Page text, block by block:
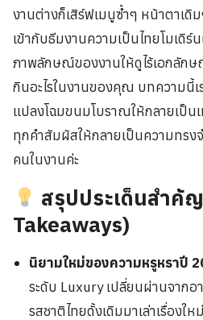
งานต่างก็เสิร์ฟเมนูซ้ำๆ หน้าตาเดิ
เข้ากับธีมงานความเป็นไทยโมเดิร์
ภาพลักษณ์ของงานให้ดูไร้เอกลัก
กินอะไรในงานของคุณ บทความนี้
แปลงโฉมขนมโบราณให้กลายเป็น
ทุกคำสัมผัสให้กลายเป็นความทร
คนในงานค่ะ
สรุปประเด็นสำคั
Takeaways)
นิยามใหม่ของความหรูหราปี
ระดับ Luxury เปลี่ยนผ่านจากอ
รสชาติไทยดั้งเดิมมาเล่าเรื่องใ